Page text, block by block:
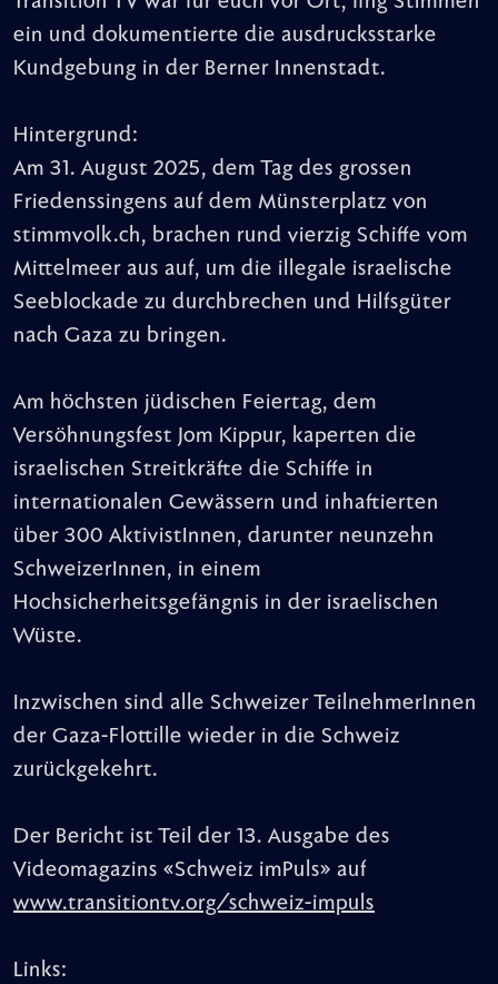
ein und dokumentierte die ausdrucksstarke
Kundgebung in der Berner Innenstadt.
Hintergrund:
Am 31. August 2025, dem Tag des grossen
Friedenssingens auf dem Münsterplatz von
stimmvolk.ch, brachen rund vierzig Schiffe vom
Mittelmeer aus auf, um die illegale israelische
Seeblockade zu durchbrechen und Hilfsgüter
nach Gaza zu bringen.
Am höchsten jüdischen Feiertag, dem
Versöhnungsfest Jom Kippur, kaperten die
israelischen Streitkräfte die Schiffe in
internationalen Gewässern und inhaftierten
über 300 AktivistInnen, darunter neunzehn
SchweizerInnen, in einem
Hochsicherheitsgefängnis in der israelischen
Wüste.
Inzwischen sind alle Schweizer TeilnehmerInnen
der Gaza-Flottille wieder in die Schweiz
zurückgekehrt.
Der Bericht ist Teil der 13. Ausgabe des
Videomagazins «Schweiz imPuls» auf
www.transitiontv.org/schweiz-impuls
Links: